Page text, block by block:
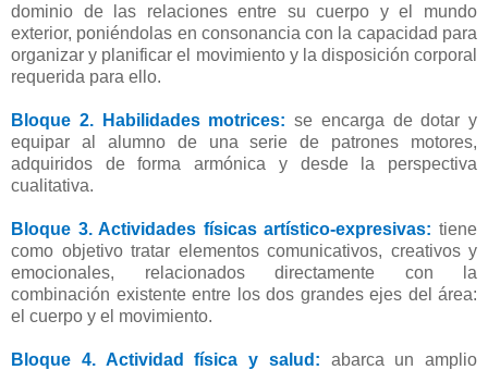
dominio de las relaciones entre su cuerpo y el mundo
exterior, poniéndolas en consonancia con la capacidad para
organizar y planificar el movimiento y la disposición corporal
requerida para ello.
Bloque 2. Habilidades motrices: se encarga de dotar y
equipar al alumno de una serie de patrones motores,
adquiridos de forma armónica y desde la perspectiva
cualitativa.
Bloque 3. Actividades físicas artístico-expresivas: tiene
como objetivo tratar elementos comunicativos, creativos y
emocionales, relacionados directamente con la
combinación existente entre los dos grandes ejes del área:
el cuerpo y el movimiento.
Bloque 4. Actividad física y salud: abarca un amplio